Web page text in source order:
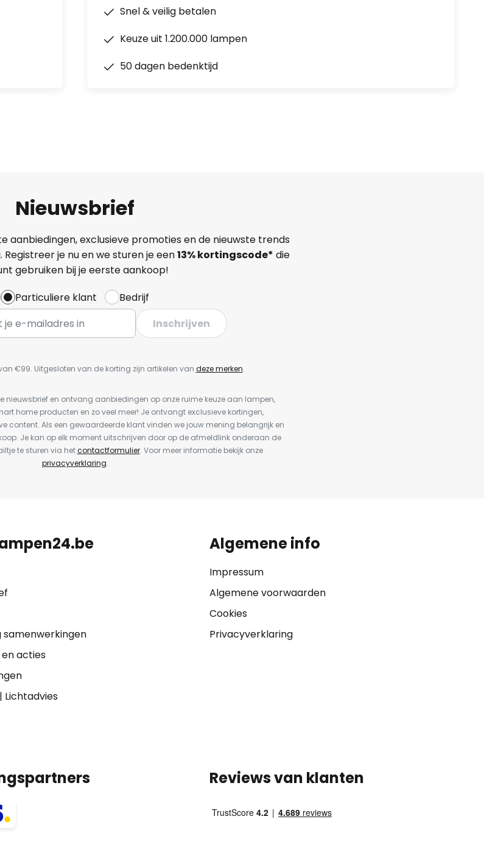
Snel & veilig betalen
Keuze uit 1.200.000 lampen
50 dagen bedenktijd
Nieuwsbrief
aanbiedingen, exclusieve promoties en de nieuwste trends
je nu en we sturen je een13%kortingscode* die
gebruiken bij je eerste aankoop!
Particuliere klant
Bedrijf
Inschrijven
€99. Uitgesloten van de korting zijn artikelen van deze merken.
nieuwsbrief en ontvang aanbiedingen op onze ruime keuze aan lampen,
home producten en zo veel meer! Je ontvangt exclusieve kortingen,
content. Als een gewaardeerde klant vinden we jouw mening belangrijk en
Je kan op elk moment uitschrijven door op de afmeldlink onderaan de
te sturen via hetcontactformulier. Voor meer informatie bekijk onze
privacyverklaring.
samenwerkingen
acties
Lichtadvies
Algemene info
Impressum
Algemene voorwaarden
Cookies
Privacyverklaring
Reviews van klanten